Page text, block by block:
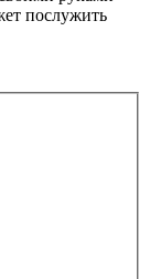
послужить